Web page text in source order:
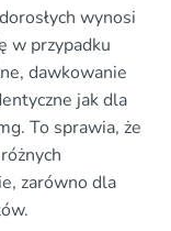
wynosi
w przypadku
dawkowanie
jak dla
To sprawia, że
zarówno dla